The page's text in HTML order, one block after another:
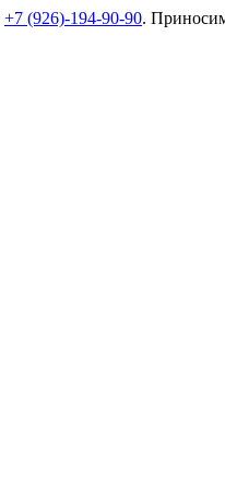
+7 (926)-194-90-90.